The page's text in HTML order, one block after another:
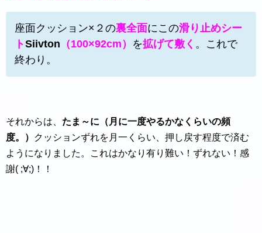
座面クッション×２の裏全面にこの滑り止めシー
トSiivton （100×92cm） を拡げて敷く 。これで
終わり。
それからは、 たま～に（月に一度やるかなくらいの頻
度。）
クッションずれを月一くらい、押し戻す程度で済む
ようになりました。これはかなり有り難い！ずれない！感
謝( ;∀;)！！